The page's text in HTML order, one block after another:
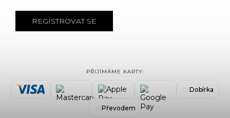
REGISTROVAT SE
PŘIJÍMÁME KARTY:
Dobírka
Převodem